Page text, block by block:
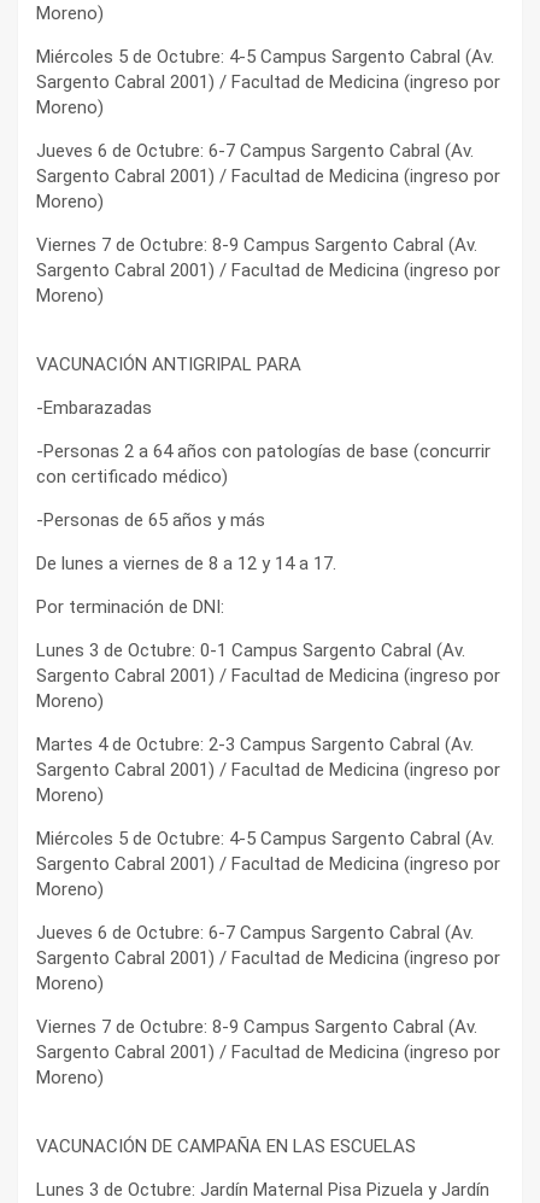
Moreno)
Miércoles 5 de Octubre: 4-5 Campus Sargento Cabral (Av.
Sargento Cabral 2001) / Facultad de Medicina (ingreso por
Moreno)
Jueves 6 de Octubre: 6-7 Campus Sargento Cabral (Av.
Sargento Cabral 2001) / Facultad de Medicina (ingreso por
Moreno)
Viernes 7 de Octubre: 8-9 Campus Sargento Cabral (Av.
Sargento Cabral 2001) / Facultad de Medicina (ingreso por
Moreno)
VACUNACIÓN ANTIGRIPAL PARA
-Embarazadas
-Personas 2 a 64 años con patologías de base (concurrir
con certificado médico)
-Personas de 65 años y más
De lunes a viernes de 8 a 12 y 14 a 17.
Por terminación de DNI:
Lunes 3 de Octubre: 0-1 Campus Sargento Cabral (Av.
Sargento Cabral 2001) / Facultad de Medicina (ingreso por
Moreno)
Martes 4 de Octubre: 2-3 Campus Sargento Cabral (Av.
Sargento Cabral 2001) / Facultad de Medicina (ingreso por
Moreno)
Miércoles 5 de Octubre: 4-5 Campus Sargento Cabral (Av.
Sargento Cabral 2001) / Facultad de Medicina (ingreso por
Moreno)
Jueves 6 de Octubre: 6-7 Campus Sargento Cabral (Av.
Sargento Cabral 2001) / Facultad de Medicina (ingreso por
Moreno)
Viernes 7 de Octubre: 8-9 Campus Sargento Cabral (Av.
Sargento Cabral 2001) / Facultad de Medicina (ingreso por
Moreno)
VACUNACIÓN DE CAMPAÑA EN LAS ESCUELAS
Lunes 3 de Octubre: Jardín Maternal Pisa Pizuela y Jardín